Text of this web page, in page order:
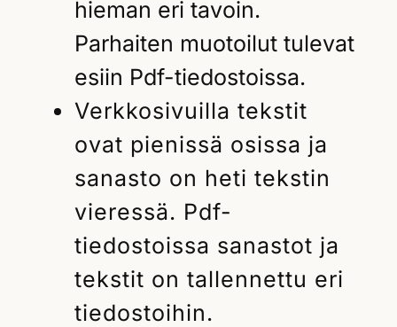
hieman eri tavoin.
Parhaiten muotoilut tulevat
esiin Pdf-tiedostoissa.
Verkkosivuilla tekstit
ovat pienissä osissa ja
sanasto on heti tekstin
vieressä. Pdf-
tiedostoissa sanastot ja
tekstit on tallennettu eri
tiedostoihin.